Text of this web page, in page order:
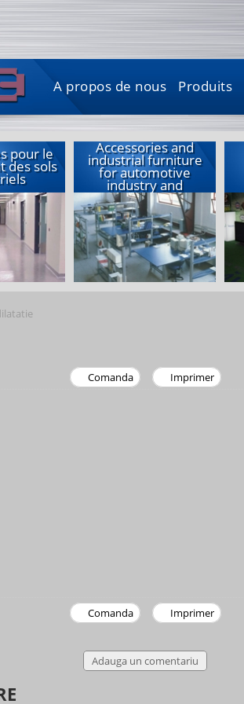
A propos de nous Produits
pour le
des sols
Accessories and
industrial furniture
for automotive
industry and
garages
Comanda Imprimer
Comanda Imprimer
Adauga un comentariu